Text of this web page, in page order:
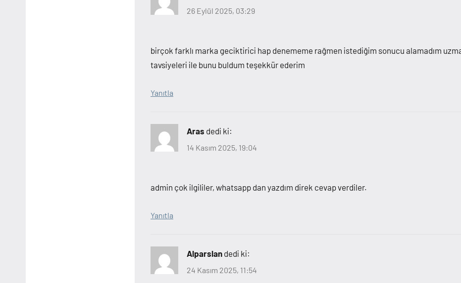
26 Eylül 2025, 03:29
birçok farklı marka geciktirici hap denememe rağmen istediğim sonucu alamadım
tavsiyeleri ile bunu buldum teşekkür ederim
Yanıtla
Aras dedi ki:
14 Kasım 2025, 19:04
admin çok ilgililer, whatsapp dan yazdım direk cevap verdiler.
Yanıtla
Alparslan dedi ki:
24 Kasım 2025, 11:54